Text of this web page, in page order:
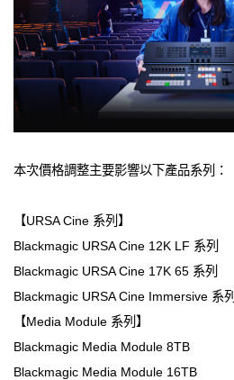
本次價格調整主要影響以下產品系列：
【URSA Cine 系列】
Blackmagic URSA Cine 12K LF 系列
Blackmagic URSA Cine 17K 65 系列
Blackmagic URSA Cine Immersive 系列
【Media Module 系列】
Blackmagic Media Module 8TB
Blackmagic Media Module 16TB